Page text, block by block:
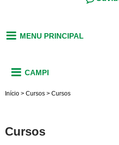
MENU PRINCIPAL
CAMPI
Início > Cursos > Cursos
Cursos